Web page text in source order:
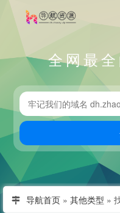
全网最
导航首页 » 其他类型 »